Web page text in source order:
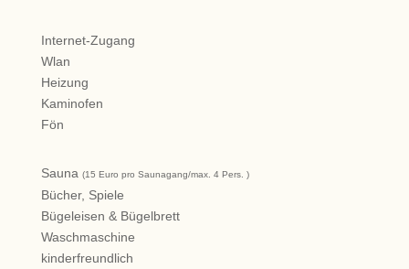
Internet-Zugang
Wlan
Heizung
Kaminofen
Fön
Sauna (15 Euro pro Saunagang/max. 4 Pers. )
Bücher, Spiele
Bügeleisen & Bügelbrett
Waschmaschine
kinderfreundlich